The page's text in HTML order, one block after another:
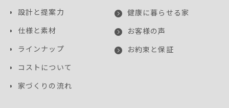
設計と提案力
仕様と素材
ラインナップ
コストについて
家づくりの流れ
健康に暮らせる家
お客様の声
お約束と保証